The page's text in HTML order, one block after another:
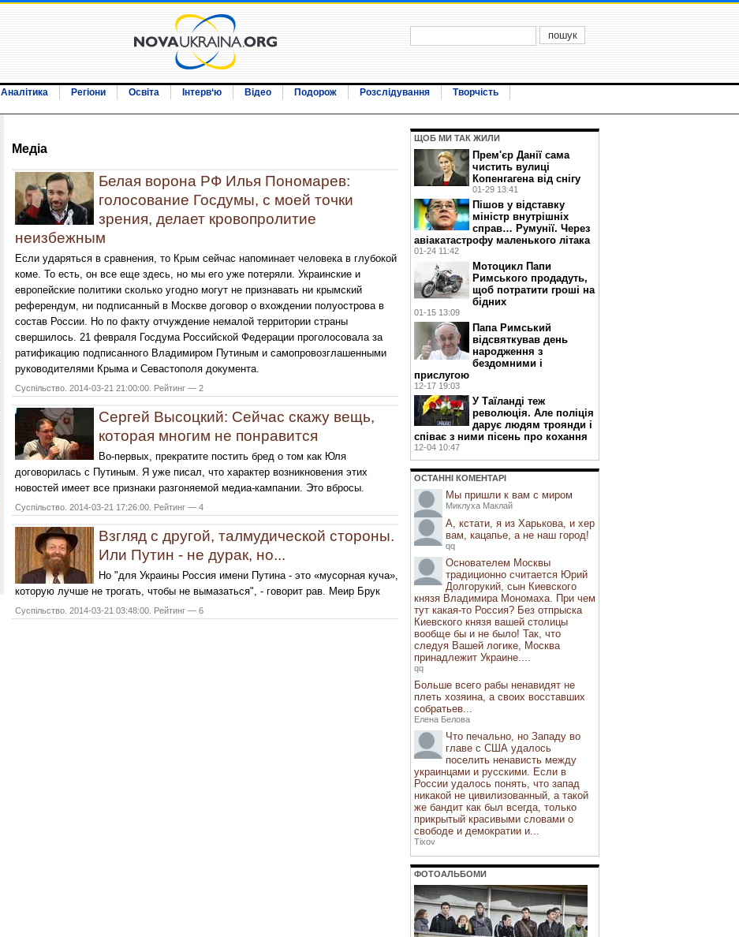
Аналітика Регіони Освіта Інтерв‘ю Відео Подорож Розслідування
Творчість
Медiа
Белая ворона РФ Илья Пономарев:
голосование Госдумы, с моей точки
зрения, делает кровопролитие
неизбежным
Если ударяться в сравнения, то Крым сейчас напоминает человека в глубокой
коме. То есть, он все еще здесь, но мы его уже потеряли. Украинские и
европейские политики сколько угодно могут не признавать ни крымский
референдум, ни подписанный в Москве договор о вхождении полуострова в
состав России. Но по факту отчуждение немалой территории страны
свершилось. 21 февраля Госдума Российской Федерации проголосовала за
ратификацию подписанного Владимиром Путиным и самопровозглашенными
руководителями Крыма и Севастополя документа.
Суспільство. 2014-03-21 21:00:00. Рейтинг — 2
Сергей Высоцкий: Сейчас скажу вещь,
которая многим не понравится
Во-первых, прекратите постить бред о том как Юля
договорилась с Путиным. Я уже писал, что характер возникновения этих
новостей имеет все признаки разгоняемой медиа-кампании. Это вбросы.
Суспільство. 2014-03-21 17:26:00. Рейтинг — 4
Взгляд с другой, талмудической стороны.
Или Путин - не дурак, но...
Но "для Украины Россия имени Путина - это «мусорная куча»,
которую лучше не трогать, чтобы не вымазаться", - говорит рав. Меир Брук
Суспільство. 2014-03-21 03:48:00. Рейтинг — 6
ЩОБ МИ ТАК ЖИЛИ
Прем'єр Данії сама
чистить вулиці
Копенгагена від снігу
01-29 13:41
Пішов у відставку
міністр внутрішніх
справ… Румунії. Через
авіакатастрофу маленького літака
01-24 11:42
Мотоцикл Папи
Римського продадуть,
щоб потратити гроші на
бідних
01-15 13:09
Папа Римський
відсвяткував день
народження з
бездомними і
прислугою
12-17 19:03
У Таїланді теж
революція. Але поліція
дарує людям троянди і
співає з ними пісень про кохання
12-04 10:47
ОСТАННI КОМЕНТАРI
Мы пришли к вам с миром
Миклуха Маклай
А, кстати, я из Харькова, и хер
вам, кацапье, а не наш город!
qq
Основателем Москвы
традиционно считается Юрий
Долгорукий, сын Киевского
князя Владимира Мономаха. При чем
тут какая-то Россия? Без отпрыска
Киевского князя вашей столицы
вообще бы и не было! Так, что
следуя Вашей логике, Москва
принадлежит Украине....
qq
Больше всего рабы ненавидят не
плеть хозяина, а своих восставших
собратьев...
Елена Белова
Что печально, но Западу во
главе с США удалось
поселить ненависть между
украинцами и русскими. Если в
России удалось понять, что запад
никакой не цивилизованный, а такой
же бандит как был всегда, только
прикрытый красивыми словами о
свободе и демократии и...
Tixov
ФОТОАЛЬБОМИ